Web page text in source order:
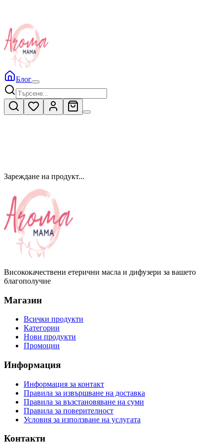
Блог
Зареждане на продукт...
Висококачествени етерични масла и дифузери за вашето
благополучие
Магазин
Всички продукти
Категории
Нови продукти
Промоции
Информация
Информация за контакт
Правила за извършване на доставка
Правила за възстановяване на суми
Правила за поверителност
Условия за използване на услугата
Контакти